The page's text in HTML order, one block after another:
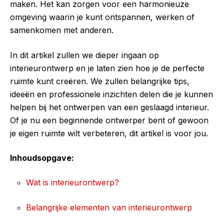
maken. Het kan zorgen voor een harmonieuze
omgeving waarin je kunt ontspannen, werken of
samenkomen met anderen.
In dit artikel zullen we dieper ingaan op
interieurontwerp en je laten zien hoe je de perfecte
ruimte kunt creëren. We zullen belangrijke tips,
ideeën en professionele inzichten delen die je kunnen
helpen bij het ontwerpen van een geslaagd interieur.
Of je nu een beginnende ontwerper bent of gewoon
je eigen ruimte wilt verbeteren, dit artikel is voor jou.
Inhoudsopgave:
Wat is interieurontwerp?
Belangrijke elementen van interieurontwerp